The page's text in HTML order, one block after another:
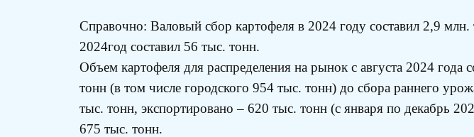
Справочно: Валовый сбор картофеля в 2024 году составил 2,9
2024год составил 56 тыс. тонн.
Объем картофеля для распределения на рынок с августа 2024 года
тонн (в том числе городского 954 тыс. тонн) до сбора раннего
тыс. тонн, экспортировано – 620 тыс. тонн (с января по декабрь
675 тыс. тонн.